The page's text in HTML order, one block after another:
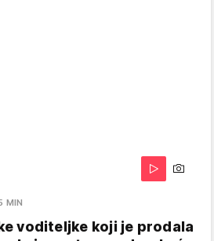
MIN
voditeljke koji je prodala